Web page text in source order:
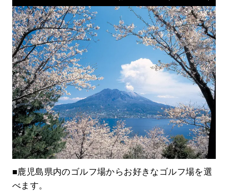
■鹿児島県内のゴルフ場からお好きなゴルフ場を選
べます。